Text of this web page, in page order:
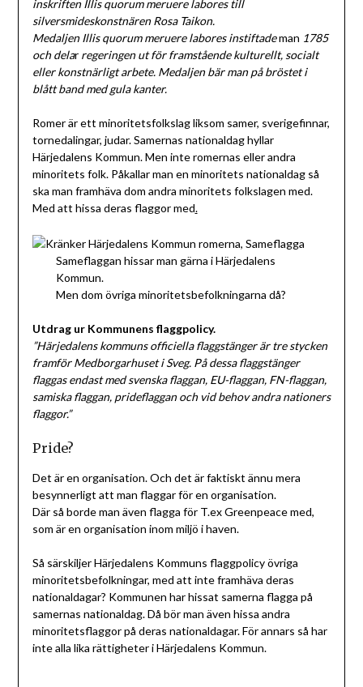
inskriften Illis quorum meruere labores till
silversmideskonstnären Rosa Taikon.
Medaljen Illis quorum meruere labores instiftademan 1785
och delarregeringen ut för framstående kulturellt, socialt
eller konstnärligt arbete. Medaljen bär man på bröstet i
blått band med gula kanter.
Romer är ett minoritetsfolkslag liksom samer, sverigefinnar,
tornedalingar, judar. Samernas nationaldag hyllar
Härjedalens Kommun. Men inte romernas eller andra
minoritets folk. Påkallar man en minoritets nationaldag så
ska man framhäva dom andra minoritets folkslagen med.
Med att hissa deras flaggor med.
Sameflaggan hissar man gärna i Härjedalens
Kommun.
Men dom övriga minoritetsbefolkningarna då?
Utdrag ur Kommunens flaggpolicy.
”Härjedalens kommuns officiella flaggstänger är tre stycken
framför Medborgarhuset i Sveg. På dessa flaggstänger
flaggas endast med svenska flaggan, EU-flaggan, FN-flaggan,
samiska flaggan, prideflaggan och vid behov andra nationers
flaggor.”
Pride?
Det är en organisation. Och det är faktiskt ännu mera
besynnerligt att man flaggar för en organisation.
Där så borde man även flagga för T.ex Greenpeace med,
som är en organisation inom miljö i haven.
Så särskiljer Härjedalens Kommuns flaggpolicy övriga
minoritetsbefolkningar, med att inte framhäva deras
nationaldagar? Kommunen har hissat samerna flagga på
samernas nationaldag. Då bör man även hissa andra
minoritetsflaggor på deras nationaldagar. För annars så har
inte alla lika rättigheter i Härjedalens Kommun.